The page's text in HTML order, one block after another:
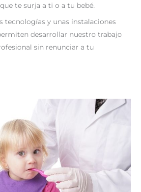
te surja a ti o a tu bebé.
tecnologías y unas instalaciones
desarrollar nuestro trabajo
sin renunciar a tu